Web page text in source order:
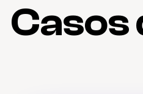
Casos